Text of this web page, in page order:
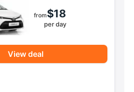
from$18
per day
View deal